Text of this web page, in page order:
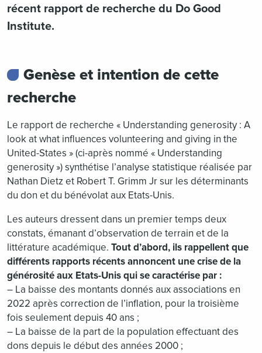
récent rapport de recherche du Do Good
Institute.
Genèse et intention de cette
recherche
Le rapport de recherche « Understanding generosity : A
look at what influences volunteering and giving in the
United-States » (ci-après nommé « Understanding
generosity ») synthétise l’analyse statistique réalisée par
Nathan Dietz et Robert T. Grimm Jr sur les déterminants
du don et du bénévolat aux Etats-Unis.
Les auteurs dressent dans un premier temps deux
constats, émanant d’observation de terrain et de la
littérature académique. Tout d’abord, ils rappellent que
différents rapports récents annoncent une crise de la
générosité aux Etats-Unis qui se caractérise par :
– La baisse des montants donnés aux associations en
2022 après correction de l’inflation, pour la troisième
fois seulement depuis 40 ans ;
– La baisse de la part de la population effectuant des
dons depuis le début des années 2000 ;